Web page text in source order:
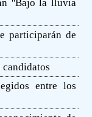
''Bajo la lluvia
participarán de
entre los